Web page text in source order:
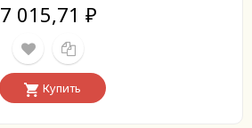
7 015,71 ₽
Купить